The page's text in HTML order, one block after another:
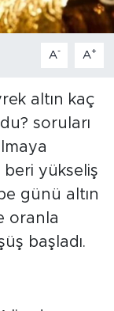
A- A+
altın kaç
soruları
beri yükseliş
günü altın
oranla
başladı.